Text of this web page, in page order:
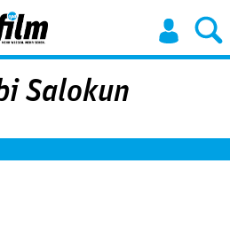
to Navigation
Salokun